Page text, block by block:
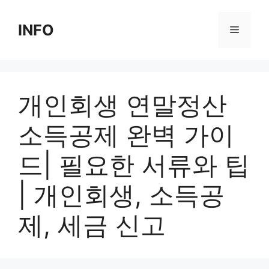
contentINFO Menu
개인회생 연말정산
소득공제 완벽 가이
드| 필요한 서류와 팁
| 개인회생, 소득공
제, 세금 신고